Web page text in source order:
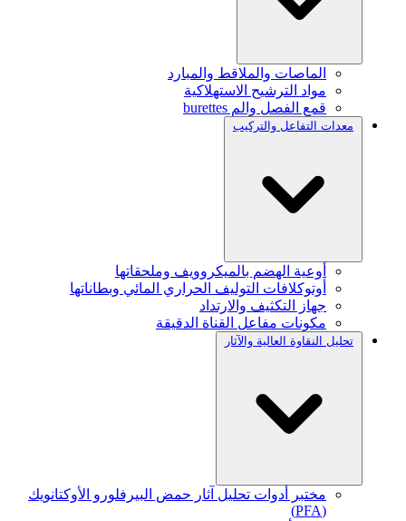
الماصات والملاقط والمبارد
مواد الترشيح الاستهلاكية
قمع الفصل والم burettes
معدات التفاعل والتركيب
أوعية الهضم بالميكروويف وملحقاتها
أوتوكلافات التوليف الحراري المائي وبطاناتها
جهاز التكثيف والارتداد
مكونات مفاعل القناة الدقيقة
تحليل النقاوة العالية والآثار
مختبر أدوات تحليل آثار حمض البيرفلورو الأوكتانويك
(PFA)